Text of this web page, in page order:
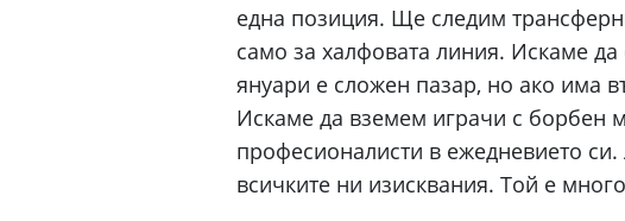
една позиция. Ще следим
само за халфовата линия. Искаме
януари е сложен пазар, но ако има
Искаме да вземем играчи с борбен
професионалисти в ежедневието
всичките ни изисквания. Той е